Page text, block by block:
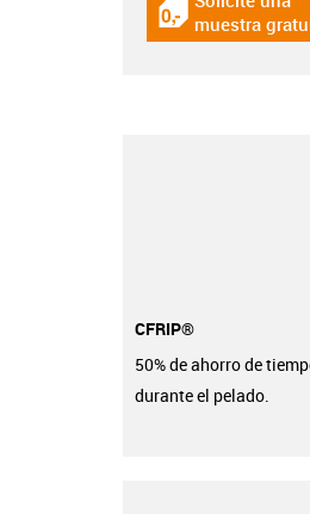
igus-icon-
muestra
CFRIP®
50% de ahorro de
durante el pelado.